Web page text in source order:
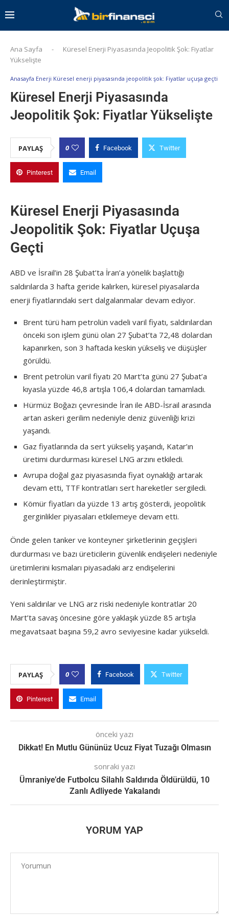
Ana Sayfa -
Küresel Enerji Piyasasında Jeopolitik Şok: Fiyatlar
Yükselişte
Anasayfa Enerji Küresel enerji piyasasında jeopolitik şok: Fiyatlar uçuşa geçti
Küresel Enerji Piyasasında
Jeopolitik Şok: Fiyatlar Yükselişte
PAYLAŞ 0 Facebook Twitter
Pinterest Email
Küresel Enerji Piyasasında
Jeopolitik Şok: Fiyatlar Uçuşa
Geçti
ABD ve İsrail’in 28 Şubat’ta İran’a yönelik başlattığı
saldırılarda 3 hafta geride kalırken, küresel piyasalarda
enerji fiyatlarındaki sert dalgalanmalar devam ediyor.
Brent türü ham petrolün vadeli varil fiyatı, saldırılardan
önceki son işlem günü olan 27 Şubat’ta 72,48 dolardan
kapanırken, son 3 haftada keskin yükseliş ve düşüşler
görüldü.
Brent petrolün varil fiyatı 20 Mart’ta günü 27 Şubat’a
kıyasla yüzde 46,8 artışla 106,4 dolardan tamamladı.
Hürmüz Boğazı çevresinde İran ile ABD-İsrail arasında
artan askeri gerilim nedeniyle deniz güvenliği krizi
yaşandı.
Gaz fiyatlarında da sert yükseliş yaşandı, Katar’ın
üretimi durdurması küresel LNG arzını etkiledi.
Avrupa doğal gaz piyasasında fiyat oynaklığı artarak
devam etti, TTF kontratları sert hareketler sergiledi.
Kömür fiyatları da yüzde 13 artış gösterdi, jeopolitik
gerginlikler piyasaları etkilemeye devam etti.
Önde gelen tanker ve konteyner şirketlerinin geçişleri
durdurması ve bazı üreticilerin güvenlik endişeleri nedeniyle
üretimlerini kısmaları piyasadaki arz endişelerini
derinleştirmiştir.
Yeni saldırılar ve LNG arz riski nedeniyle kontratlar 20
Mart’ta savaş öncesine göre yaklaşık yüzde 85 artışla
megavatsaat başına 59,2 avro seviyesine kadar yükseldi.
PAYLAŞ 0 Facebook Twitter
Pinterest Email
önceki yazı
Dikkat! En Mutlu Gününüz Ucuz Fiyat Tuzağı Olmasın
sonraki yazı
Ümraniye’de Futbolcu Silahlı Saldırıda Öldürüldü, 10
Zanlı Adliyede Yakalandı
YORUM YAP